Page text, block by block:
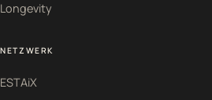
Longevity
NETZWERK
ESTAiX